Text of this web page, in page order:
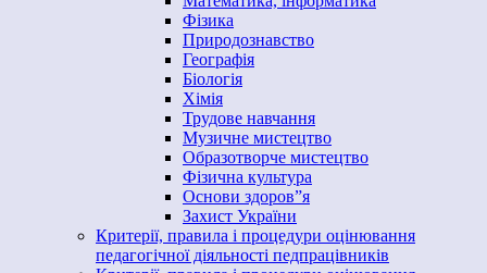
Фізика
Природознавство
Географія
Біологія
Хімія
Трудове навчання
Музичне мистецтво
Образотворче мистецтво
Фізична культура
Основи здоров”я
Захист України
Критерії, правила і процедури оцінювання
педагогічної діяльності педпрацівників